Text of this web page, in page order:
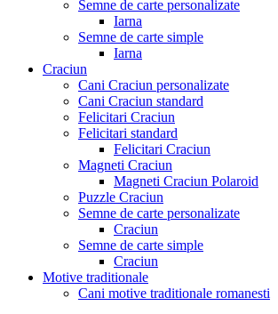
Semne de carte personalizate
Iarna
Semne de carte simple
Iarna
Craciun
Cani Craciun personalizate
Cani Craciun standard
Felicitari Craciun
Felicitari standard
Felicitari Craciun
Magneti Craciun
Magneti Craciun Polaroid
Puzzle Craciun
Semne de carte personalizate
Craciun
Semne de carte simple
Craciun
Motive traditionale
Cani motive traditionale romanesti